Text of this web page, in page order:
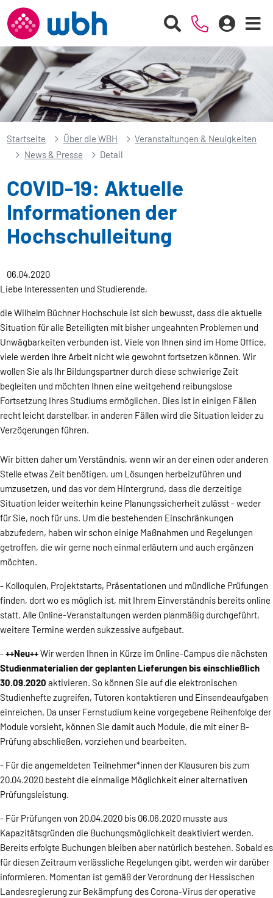
Startseite Über die WBH
Veranstaltungen & Neuigkeiten
News & Presse
Detail
COVID-19: Aktuelle
Informationen der
Hochschulleitung
06.04.2020
Liebe Interessenten und Studierende,
die Wilhelm Büchner Hochschule ist sich bewusst, dass die aktuelle
Situation für alle Beteiligten mit bisher ungeahnten Problemen und
Unwägbarkeiten verbunden ist. Viele von Ihnen sind im Home Office,
viele werden Ihre Arbeit nicht wie gewohnt fortsetzen können. Wir
wollen Sie als Ihr Bildungspartner durch diese schwierige Zeit
begleiten und möchten Ihnen eine weitgehend reibungslose
Fortsetzung Ihres Studiums ermöglichen. Dies ist in einigen Fällen
recht leicht darstellbar, in anderen Fällen wird die Situation leider zu
Verzögerungen führen.
Wir bitten daher um Verständnis, wenn wir an der einen oder anderen
Stelle etwas Zeit benötigen, um Lösungen herbeizuführen und
umzusetzen, und das vor dem Hintergrund, dass die derzeitige
Situation leider weiterhin keine Planungssicherheit zulässt - weder
für Sie, noch für uns. Um die bestehenden Einschränkungen
abzufedern, haben wir schon einige Maßnahmen und Regelungen
getroffen, die wir gerne noch einmal erläutern und auch ergänzen
möchten.
- Kolloquien, Projektstarts, Präsentationen und mündliche Prüfungen
finden, dort wo es möglich ist, mit Ihrem Einverständnis bereits online
statt. Alle Online-Veranstaltungen werden planmäßig durchgeführt,
weitere Termine werden sukzessive aufgebaut.
-++Neu++Wir werden Ihnen in Kürze im Online-Campus die nächsten
Studienmaterialien der geplanten Lieferungen bis einschließlich
30.09.2020 aktivieren. So können Sie auf die elektronischen
Studienhefte zugreifen, Tutoren kontaktieren und Einsendeaufgaben
einreichen. Da unser Fernstudium keine vorgegebene Reihenfolge der
Module vorsieht, können Sie damit auch Module, die mit einer B-
Prüfung abschließen, vorziehen und bearbeiten.
- Für die angemeldeten Teilnehmer*innen der Klausuren bis zum
20.04.2020 besteht die einmalige Möglichkeit einer alternativen
Prüfungsleistung.
- Für Prüfungen von 20.04.2020 bis 06.06.2020 musste aus
Kapazitätsgründen die Buchungsmöglichkeit deaktiviert werden.
Bereits erfolgte Buchungen bleiben aber natürlich bestehen. Sobald es
für diesen Zeitraum verlässliche Regelungen gibt, werden wir darüber
informieren. Momentan ist gemäß der Verordnung der Hessischen
Landesregierung zur Bekämpfung des Corona-Virus der operative